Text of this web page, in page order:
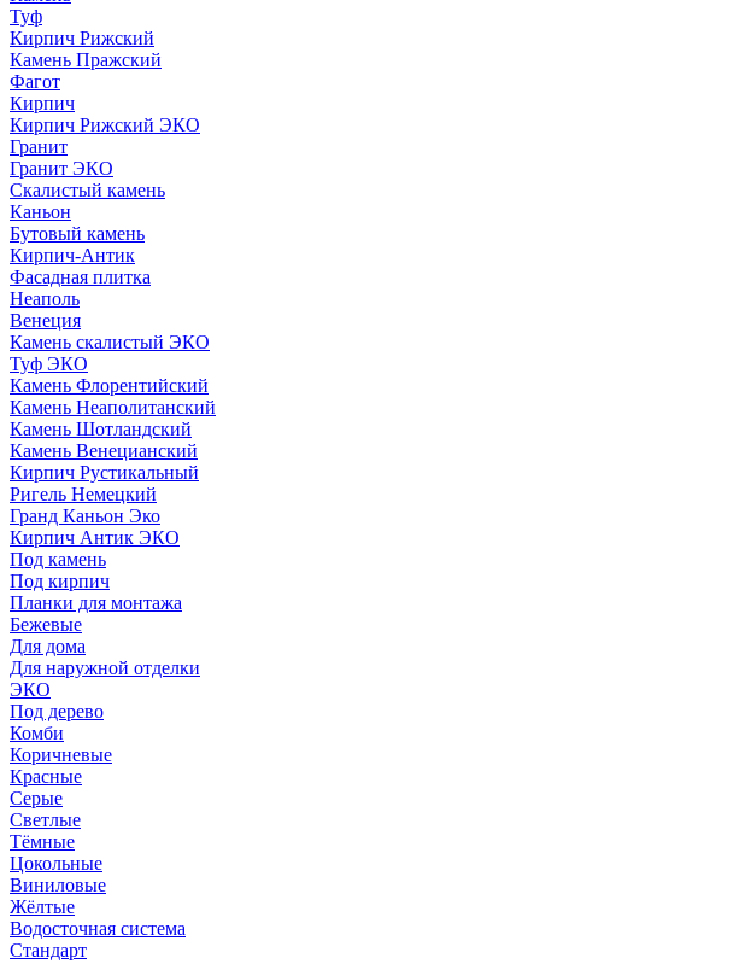
Туф
Кирпич Рижский
Камень Пражский
Фагот
Кирпич
Кирпич Рижский ЭКО
Гранит
Гранит ЭКО
Скалистый камень
Каньон
Бутовый камень
Кирпич-Антик
Фасадная плитка
Неаполь
Венеция
Камень скалистый ЭКО
Туф ЭКО
Камень Флорентийский
Камень Неаполитанский
Камень Шотландский
Камень Венецианский
Кирпич Рустикальный
Ригель Немецкий
Гранд Каньон Эко
Кирпич Антик ЭКО
Под камень
Под кирпич
Планки для монтажа
Бежевые
Для дома
Для наружной отделки
ЭКO
Под дерево
Комби
Коричневые
Красные
Серые
Светлые
Тёмные
Цокольные
Виниловые
Жёлтые
Водосточная система
Стандарт